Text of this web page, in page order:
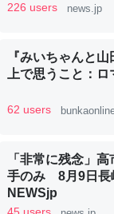
論文では「淡水は
は」とあって面白
チンを強化してる
226 users news.jp
『みいちゃんと
上で思うこと：
62 users
「非常に残念」
手のみ 8月9日長
NEWSjp